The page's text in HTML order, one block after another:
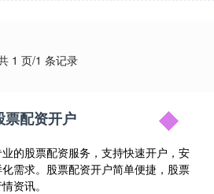
1 页/1 条记录
票配资开户
的股票配资服务，支持快速开户，安
需求。股票配资开户简单便捷，股票
资讯。